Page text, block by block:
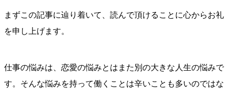
まずこの記事に辿り着いて、読んで頂けることに心からお礼
を申し上げます。
仕事の悩みは、恋愛の悩みとはまた別の大きな人生の悩みで
す。そんな悩みを持って働くことは辛いことも多いのではな